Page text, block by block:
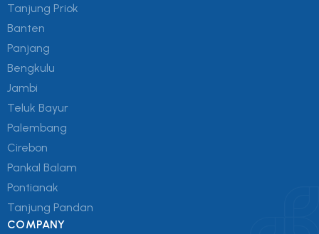
Tanjung Priok
Banten
Panjang
Bengkulu
Jambi
Teluk Bayur
Palembang
Cirebon
Pankal Balam
Pontianak
Tanjung Pandan
COMPANY